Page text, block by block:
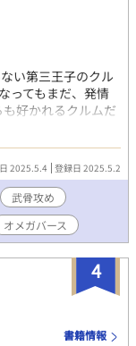
い第三王子のクル
ってもまだ、発情
好かれるクルムだ
児院に出向いて
付かず離れず守る
だった。 そんなあ
き込まれてしま
るまで。 無口で武
愛する公爵と番に
引きます》の最終
立させています。
時はそっと目をつ
社比)。 ※付けま
りお借りしまし
2025.5.4 登録日 2025.5.2
武骨攻め
オメガバース
4
書籍情報